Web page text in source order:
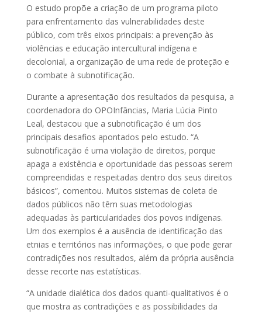
O estudo propõe a criação de um programa piloto
para enfrentamento das vulnerabilidades deste
público, com três eixos principais: a prevenção às
violências e educação intercultural indígena e
decolonial, a organização de uma rede de proteção e
o combate à subnotificação.
Durante a apresentação dos resultados da pesquisa, a
coordenadora do OPOInfâncias, Maria Lúcia Pinto
Leal, destacou que a subnotificação é um dos
principais desafios apontados pelo estudo. “A
subnotificação é uma violação de direitos, porque
apaga a existência e oportunidade das pessoas serem
compreendidas e respeitadas dentro dos seus direitos
básicos”, comentou. Muitos sistemas de coleta de
dados públicos não têm suas metodologias
adequadas às particularidades dos povos indígenas.
Um dos exemplos é a ausência de identificação das
etnias e territórios nas informações, o que pode gerar
contradições nos resultados, além da própria ausência
desse recorte nas estatísticas.
“A unidade dialética dos dados quanti-qualitativos é o
que mostra as contradições e as possibilidades da